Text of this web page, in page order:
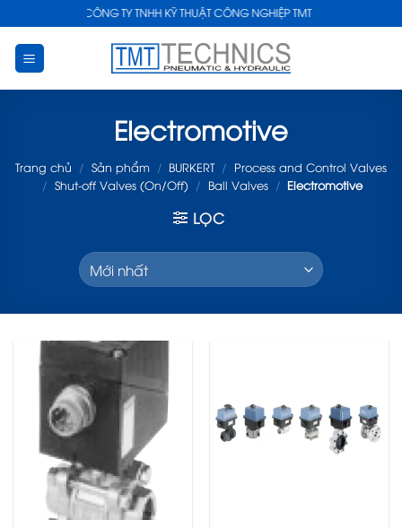
to
content
CÔNG TY TNHH KỸ THUẬT CÔNG NGHIỆP TMT
Electromotive
Trang chủ / Sản phẩm / BURKERT / Process and Control Valves
/ Shut-off Valves (On/Off) / Ball Valves / Electromotive
LỌC